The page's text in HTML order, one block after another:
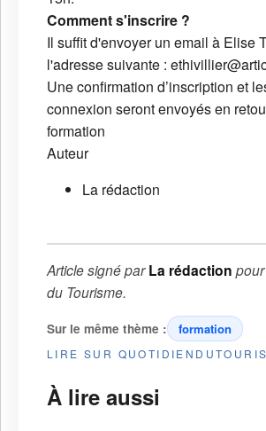
Comment s'inscrire ?
Il suffit d'envoyer un email à Elise
l'adresse suivante :
Une confirmation d’inscription et
connexion seront envoyés en
formation
Auteur
La rédaction
Article signé parLa rédaction pour
du Tourisme.
Sur le même thème : formation
LIRE SUR
À lire aussi